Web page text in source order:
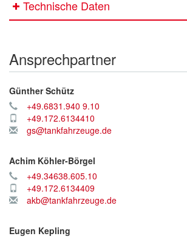
Technische Daten
Ansprechpartner
Günther Schütz
+49.6831.940 9.10
+49.172.6134410
gs@tankfahrzeuge.de
Achim Köhler-Börgel
+49.34638.605.10
+49.172.6134409
akb@tankfahrzeuge.de
Eugen Kepling